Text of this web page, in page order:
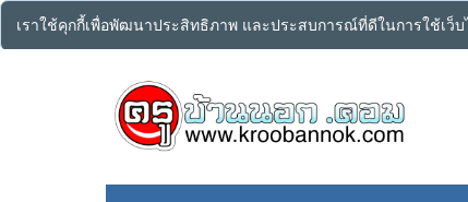
เราใช้คุกกี้เพื่อพัฒนาประสิทธิภาพ และประสบการณ์ที่ดีในการใช้เว็